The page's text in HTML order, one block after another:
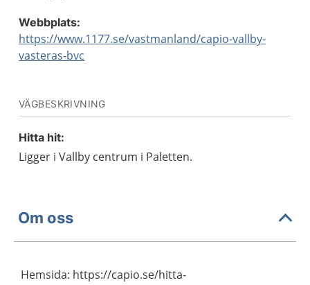
Webbplats:
https://www.1177.se/vastmanland/capio-vallby-
vasteras-bvc
VÄGBESKRIVNING
Hitta hit:
Ligger i Vallby centrum i Paletten.
Om oss
Hemsida: https://capio.se/hitta-